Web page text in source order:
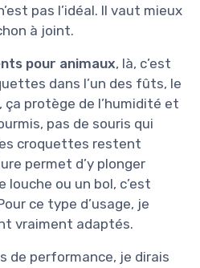
pas l’idéal. Il vaut mieux
à joint.
pour animaux, là, c’est
dans l’un des fûts, le
ça protège de l’humidité et
pas de souris qui
croquettes restent
permet d’y plonger
ou un bol, c’est
ce type d’usage, je
vraiment adaptés.
de performance, je dirais